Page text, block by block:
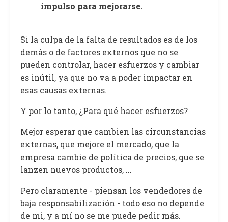
impulso para mejorarse.
Si la culpa de la falta de resultados es de los
demás o de factores externos que no se
pueden controlar, hacer esfuerzos y cambiar
es inútil, ya que no va a poder impactar en
esas causas externas.
Y por lo tanto, ¿Para qué hacer esfuerzos?
Mejor esperar que cambien las circunstancias
externas, que mejore el mercado, que la
empresa cambie de política de precios, que se
lanzen nuevos productos, ...
Pero claramente - piensan los vendedores de
baja responsabilización - todo eso no depende
de mi, y a mí no se me puede pedir más.